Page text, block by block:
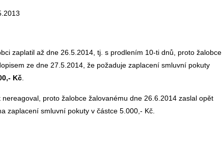
zaplatil až dne 26.5.2014, tj. s prodlením 10-ti dnů, proto žalobce
ze dne 27.5.2014, že požaduje zaplacení smluvní pokuty
Kč
proto žalobce žalovanému dne 26.6.2014 zaslal opět
zaplacení smluvní pokuty v částce 5.000,- Kč.